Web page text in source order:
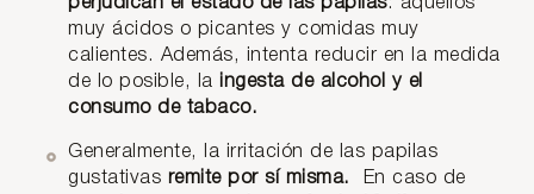
muy ácidos o picantes y comidas muy
calientes. Además, intenta reducir en la medida
de lo posible, la ingesta de alcohol y el
consumo de tabaco.
Generalmente, la irritación de las papilas
gustativas remite por sí misma.
En caso de